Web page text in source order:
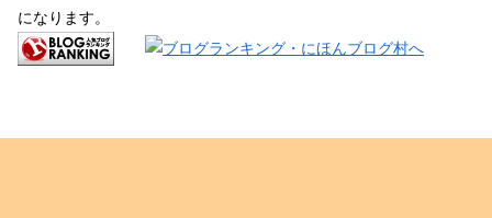
になります。